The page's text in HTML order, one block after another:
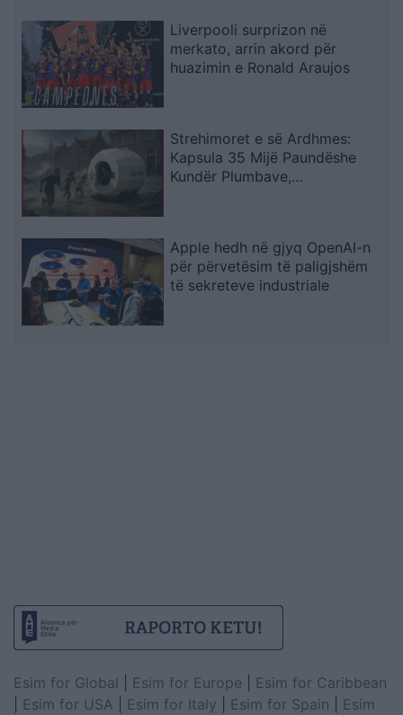
Liverpooli surprizon në
merkato, arrin akord për
huazimin e Ronald Araujos
Strehimoret e së Ardhmes:
Kapsula 35 Mijë Paundëshe
Kundër Plumbave,
Apple hedh në gjyq OpenAI-n
për përvetësim të paligjshëm
të sekreteve industriale
Esim for Global Esim for Europe
Esim for Caribbean
Esim for USA Esim for Italy Esim for Spain
Esim